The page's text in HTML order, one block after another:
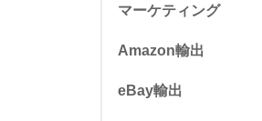
マーケティング
Amazon輸出
eBay輸出